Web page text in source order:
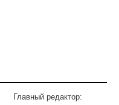
Главный редактор: